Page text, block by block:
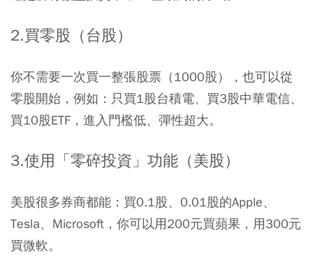
2.買零股（台股）
你不需要一次買一整張股票（1000股），也可以從
零股開始，例如：只買1股台積電、買3股中華電信、
買10股ETF，進入門檻低、彈性超大。
3.使用「零碎投資」功能（美股）
美股很多券商都能：買0.1股、0.01股的Apple、
Tesla、Microsoft，你可以用200元買蘋果，用300元
買微軟。